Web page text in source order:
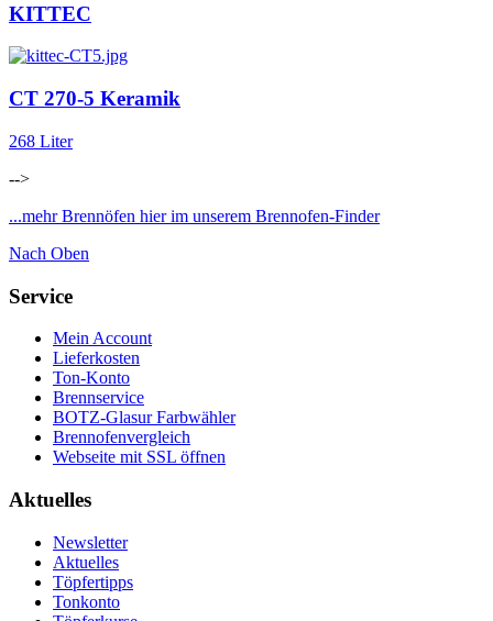
KITTEC
CT 270-5 Keramik
268 Liter
-->
...mehr Brennöfen hier im unserem Brennofen-Finder
Nach Oben
Service
Mein Account
Lieferkosten
Ton-Konto
Brennservice
BOTZ-Glasur Farbwähler
Brennofenvergleich
Webseite mit SSL öffnen
Aktuelles
Newsletter
Aktuelles
Töpfertipps
Tonkonto